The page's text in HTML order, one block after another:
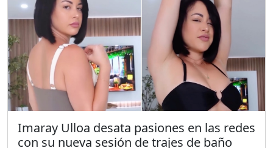
Imaray Ulloa desata pasiones en las redes
con su nueva sesión de trajes de baño